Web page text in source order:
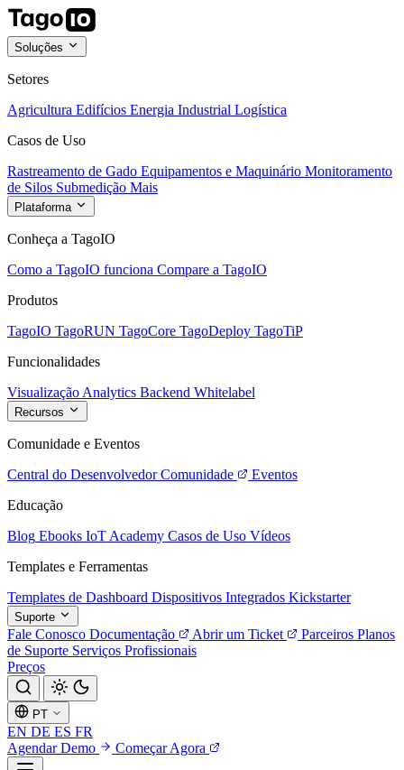
Soluções
Setores
Agricultura Edifícios Energia Industrial Logística
Casos de Uso
Rastreamento de Gado Equipamentos e Maquinário Monitoramento
de Silos Submedição Mais
Plataforma
Conheça a TagoIO
Como a TagoIO funciona Compare a TagoIO
Produtos
TagoIO TagoRUN TagoCore TagoDeploy TagoTiP
Funcionalidades
Visualização Analytics Backend Whitelabel
Recursos
Comunidade e Eventos
Central do Desenvolvedor Comunidade
Eventos
Educação
Blog Ebooks IoT Academy Casos de Uso Vídeos
Templates e Ferramentas
Templates de Dashboard Dispositivos Integrados Kickstarter
Suporte
Fale Conosco Documentação Abrir um Ticket Parceiros Planos
de Suporte Serviços Profissionais
Preços
PT
EN DE ES FR
Agendar Demo
Começar Agora